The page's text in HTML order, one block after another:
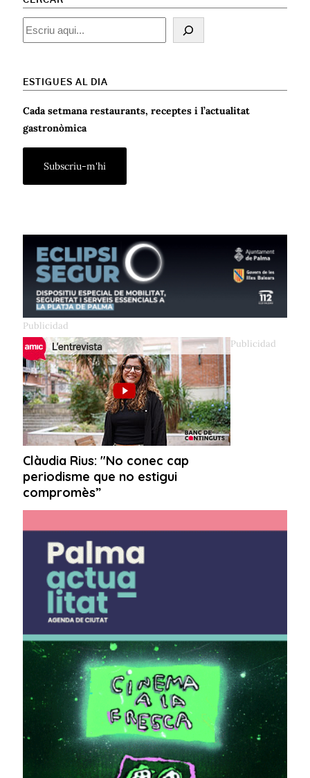
Cercar
ESTIGUES AL DIA
Cada setmana restaurants, receptes i l’actualitat
gastronòmica